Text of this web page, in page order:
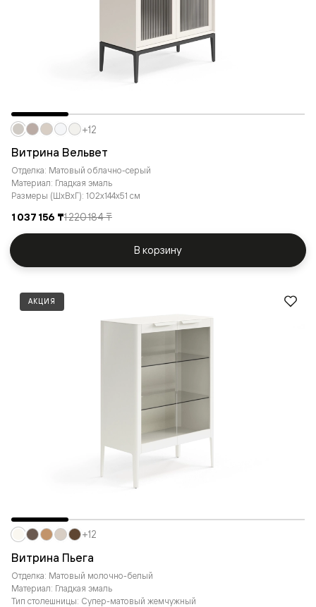
Витрина Вельвет
Отделка: Матовый облачно-серый
Материал: Гладкая эмаль
Размеры (ШxВxГ): 102x144x51 см
1 037 156 ₸1 220 184 ₸
+12
В корзину
АКЦИЯ
Витрина Пьега
Отделка: Матовый молочно-белый
Материал: Гладкая эмаль
Тип столешницы: Супер-матовый жемчужный
+12